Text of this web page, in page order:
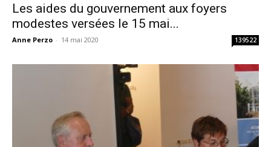
Les aides du gouvernement aux foyers
modestes versées le 15 mai...
Anne Perzo - 14 mai 2020 139522